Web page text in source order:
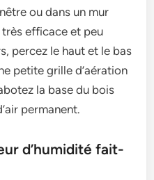
ou dans un mur
très efficace et peu
percez le haut et le bas
petite grille d’aération
la base du bois
permanent.
d’humidité fait-